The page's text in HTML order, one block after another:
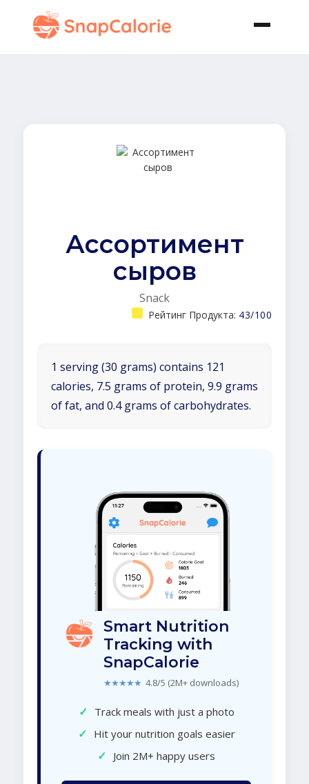
Ассортимент
сыров
Snack
Рейтинг Продукта: 43/100
1 serving (30 grams) contains 121
calories, 7.5 grams of protein, 9.9 grams
of fat, and 0.4 grams of carbohydrates.
Smart Nutrition
Tracking with
SnapCalorie
★★★★★ 4.8/5 (2M+ downloads)
✓ Track meals with just a photo
✓ Hit your nutrition goals easier
✓ Join 2M+ happy users